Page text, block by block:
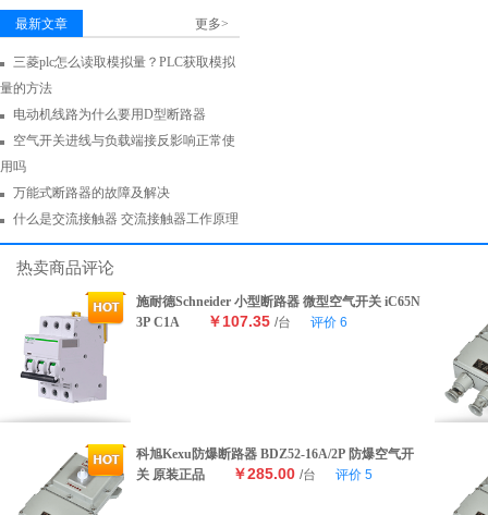
最新文章 更多>
三菱plc怎么读取模拟量？PLC获取模拟
量的方法
电动机线路为什么要用D型断路器
空气开关进线与负载端接反影响正常使
用吗
万能式断路器的故障及解决
什么是交流接触器 交流接触器工作原理
热卖商品评论
施耐德Schneider 小型断路器 微型空气开关 iC65N
3P C1A
￥107.35 /台 评价 6
科旭Kexu防爆断路器 BDZ52-16A/2P 防爆空气开
关 原装正品
￥285.00 /台 评价 5